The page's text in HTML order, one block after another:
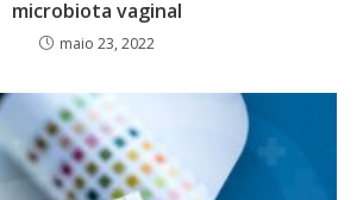
microbiota vaginal
maio 23, 2022